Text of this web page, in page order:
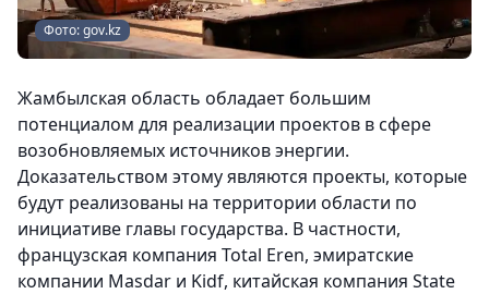
Фото: gov.kz
Жамбылская область обладает большим
потенциалом для реализации проектов в сфере
возобновляемых источников энергии.
Доказательством этому являются проекты, которые
будут реализованы на территории области по
инициативе главы государства. В частности,
французская компания Total Eren, эмиратские
компании Masdar и Kidf, китайская компания State